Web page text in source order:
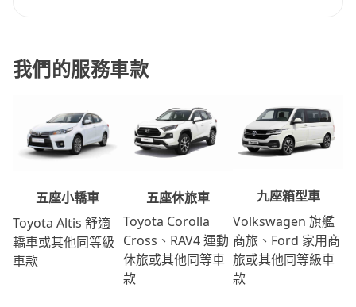
我們的服務車款
五座小轎車
Toyota Altis 舒適
轎車或其他同等級
車款
五座休旅車
Toyota Corolla
Cross、RAV4 運動
休旅或其他同等車
款
九座箱型車
Volkswagen 旗艦
商旅、Ford 家用商
旅或其他同等級車
款